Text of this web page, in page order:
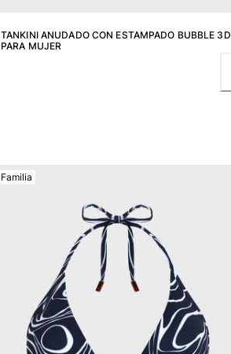
TANKINI ANUDADO CON ESTAMPADO BUBBLE 3D
PARA MUJER
Familia